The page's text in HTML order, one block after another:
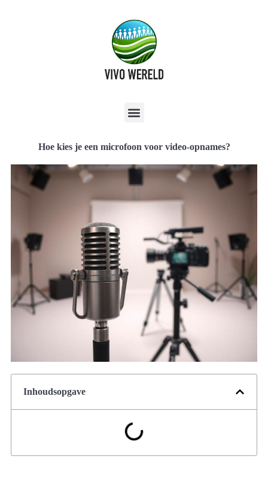
Hoe kies je een microfoon voor video-opnames?
Inhoudsopgave